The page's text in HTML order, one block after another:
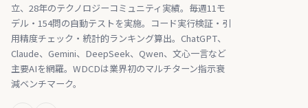
立、28年のテクノロジーコミュニティ実績。毎週11モ
デル・154問の自動テストを実施。コード実行検証・引
用精度チェック・統計的ランキング算出。ChatGPT、
Claude、Gemini、DeepSeek、Qwen、文心一言など
主要AIを網羅。WDCDは業界初のマルチターン指示衰
減ベンチマーク。